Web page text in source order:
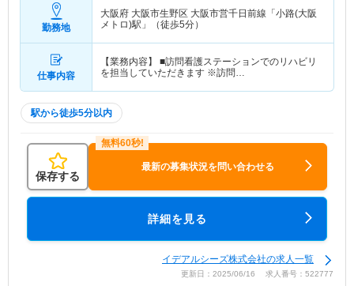
勤務地
大阪府 大阪市生野区 大阪市営千日前線「小路(大阪
メトロ)駅」（徒歩5分）
仕事内容
【業務内容】 ■訪問看護ステーションでのリハビリ
を担当していただきます ※訪問…
駅から徒歩5分以内
保存する
最新の募集状況を問い合わせる
詳細を見る
イデアルシーズ株式会社の求人一覧
更新日：2025/06/16 求人番号：522777